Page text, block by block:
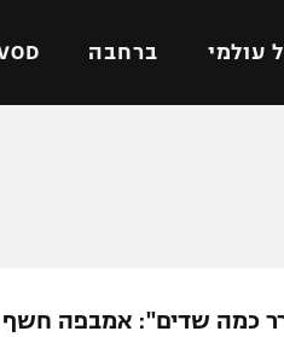
עולמי ברחבה
כמה שדים": אמבפה